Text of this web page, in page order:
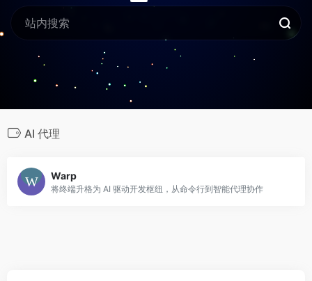
AI 代理
Warp
将终端升格为 AI 驱动开发枢纽，从命令行到智能代理协作